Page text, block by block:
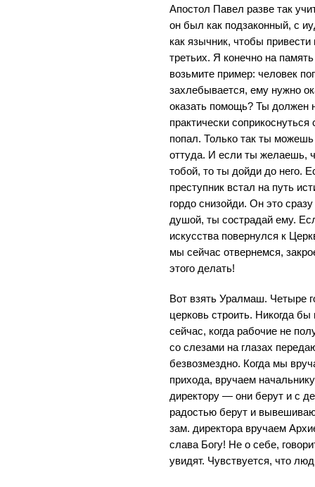
Апостол Павел разве так
он был как подзаконный, с
как язычник, чтобы привести
третьих. Я конечно на
возьмите пример: человек
захлебывается, ему нужно
оказать помощь? Ты должен
практически
попал. Только так ты
оттуда. И если ты желаешь,
тобой, то ты дойди до него.
преступник встал на путь
гордо снизойди. Он это
душой, ты сострадай ему.
искусства повернулся к
мы сейчас отвернемся,
этого делать!
Вот взять Уралмаш. Четыре
церковь строить. Никогда
сейчас, когда рабочие не
со слезами на глазах
безвозмездно. Когда мы
прихода, вручаем
директору — они берут и с
радостью берут и
зам. директора вручаем
слава Богу! Не о себе,
увидят. Чувствуется, что